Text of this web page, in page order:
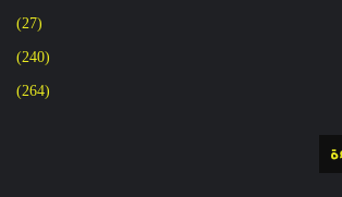
(27)
(240)
(264)